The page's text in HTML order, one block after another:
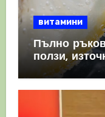
витамини
Пълно
ползи,
имунната